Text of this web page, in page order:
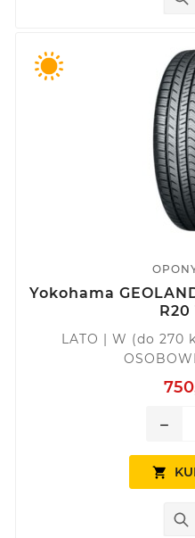
Yokohama
R20
LATO | W (do 270
remove
